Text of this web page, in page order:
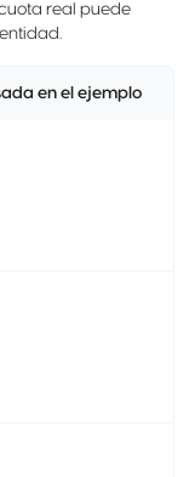
real puede
en el ejemplo